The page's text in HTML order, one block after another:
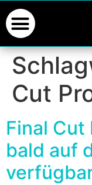
Cut
Final Cut
bald auf